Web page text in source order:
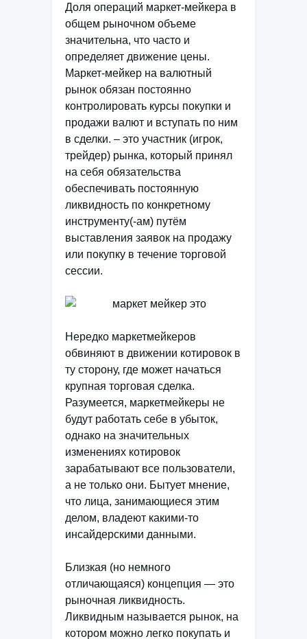
Доля операций маркет-мейкера в
общем рыночном объеме
значительна, что часто и
определяет движение цены.
Маркет-мейкер на валютный
рынок обязан постоянно
контролировать курсы покупки и
продажи валют и вступать по ним
в сделки. – это участник (игрок,
трейдер) рынка, который принял
на себя обязательства
обеспечивать постоянную
ликвидность по конкретному
инструменту(-ам) путём
выставления заявок на продажу
или покупку в течение торговой
сессии.
Нередко маркетмейкеров
обвиняют в движении котировок в
ту сторону, где может начаться
крупная торговая сделка.
Разумеется, маркетмейкеры не
будут работать себе в убыток,
однако на значительных
изменениях котировок
зарабатывают все пользователи,
а не только они. Бытует мнение,
что лица, занимающиеся этим
делом, владеют какими-то
инсайдерскими данными.
Близкая (но немного
отличающаяся) концепция — это
рыночная ликвидность.
Ликвидным называется рынок, на
котором можно легко покупать и